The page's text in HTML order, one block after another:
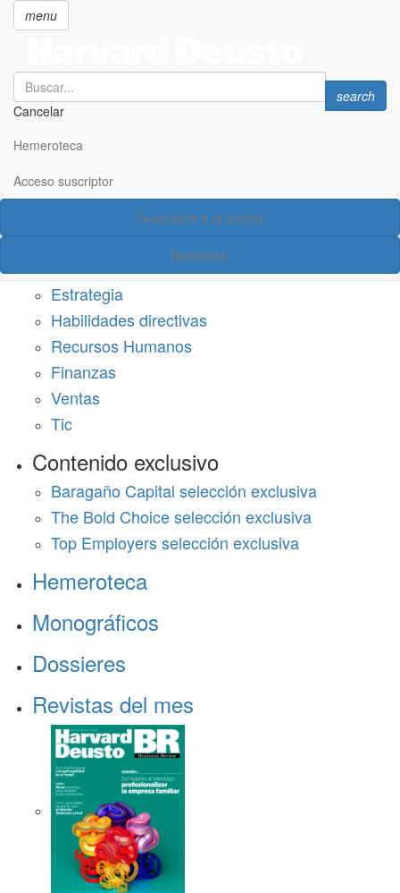
principal
menu
Search
Cancelar
Search
search
Hemeroteca
Acceso suscriptor
Suscríbete a la revista
Newsletter
Acceso suscriptor
Estrategia
Habilidades directivas
Recursos Humanos
Finanzas
Ventas
Tic
Contenido exclusivo
Baragaño Capital selección exclusiva
The Bold Choice selección exclusiva
Top Employers selección exclusiva
Hemeroteca
Monográficos
Dossieres
Revistas del mes